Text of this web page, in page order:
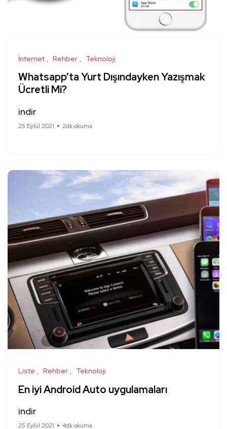
İnternet Rehber Teknoloji
Whatsapp’ta Yurt Dışındayken Yazışmak
Ücretli Mi?
indir
25 Eylül 2021 2dk okuma
Liste Rehber Teknoloji
En iyi Android Auto uygulamaları
indir
25 Eylül 2021 4dk okuma